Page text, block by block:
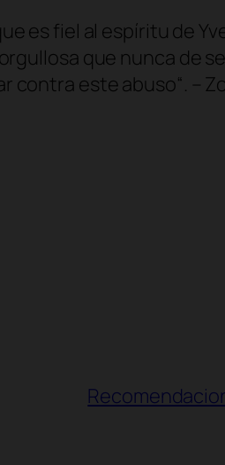
es fiel al espíritu de
que nunca de
contra este abuso“. –